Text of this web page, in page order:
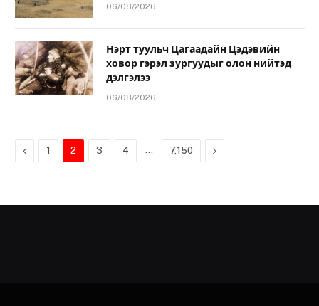
06/08/2026
Нэрт туульч Цагаадайн Цэдэвийн
ховор гэрэл зургуудыг олон нийтэд
дэлгэлээ
06/08/2026
Previous
1 2 3 4 … 7,150 Next